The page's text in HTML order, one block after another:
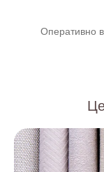
Оперативно